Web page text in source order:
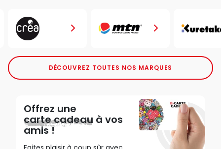
DÉCOUVREZ TOUTES NOS MARQUES
Offrez une
carte cadeau à vos
amis !